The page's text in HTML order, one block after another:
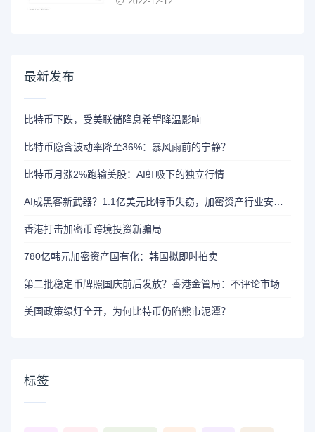
最新发布
比特币下跌，受美联储降息希望降温影响
比特币隐含波动率降至36%：暴风雨前的宁静？
比特币月涨2%跑输美股：AI虹吸下的独立行情
香港打击加密币跨境投资新骗局
780亿韩元加密资产国有化：韩国拟即时拍卖
美国政策绿灯全开，为何比特币仍陷熊市泥潭？
标签